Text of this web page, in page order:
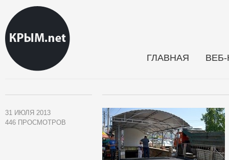
ГЛАВНАЯ
31 ИЮЛЯ 2013
446 ПРОСМОТРОВ